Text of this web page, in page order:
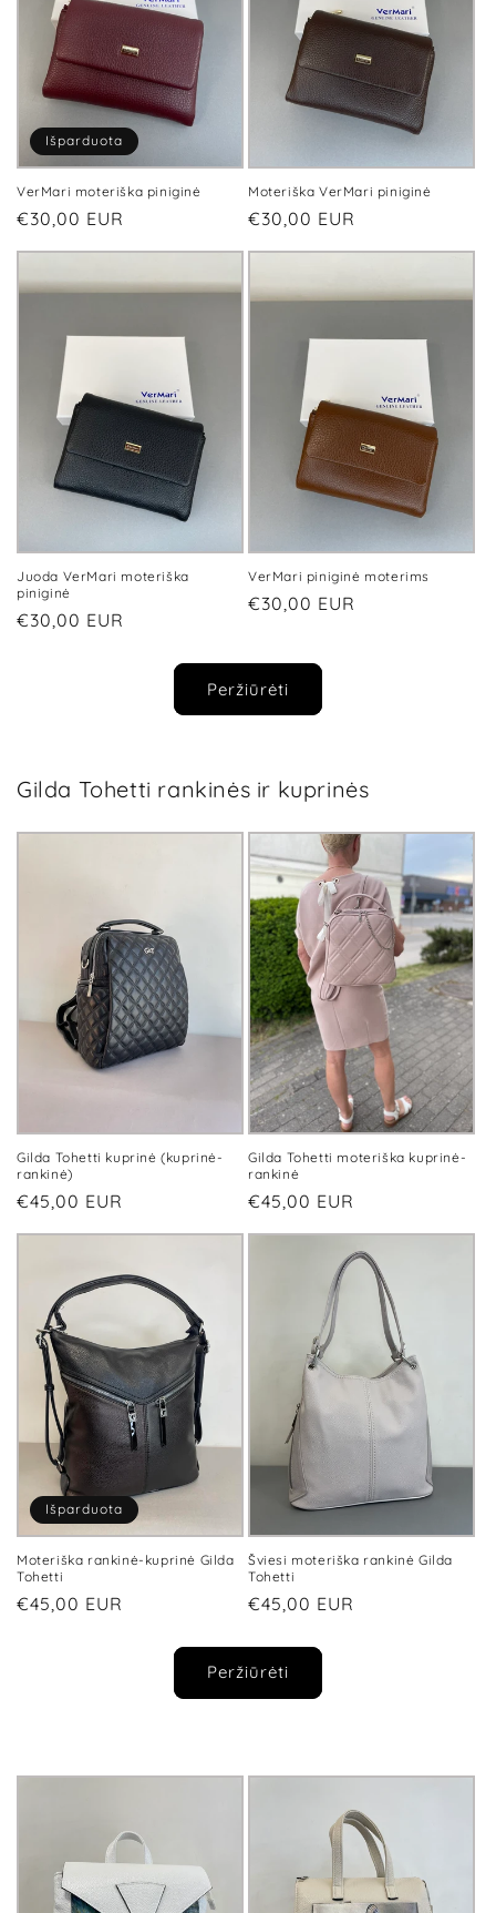
Išparduota
VerMari moteriška piniginė
Įprasta
€30,00 EUR
Moteriška VerMari piniginė
Įprasta
€30,00 EUR
Juoda VerMari moteriška
piniginė
Įprasta
€30,00 EUR
VerMari piniginė moterims
Įprasta
€30,00 EUR
Peržiūrėti
Gilda Tohetti rankinės ir kuprinės
Gilda Tohetti kuprinė (kuprinė-
rankinė)
Įprasta
kaina
€45,00 EUR
Gilda Tohetti moteriška kuprinė-
rankinė
Įprasta
kaina
€45,00 EUR
Išparduota
Moteriška rankinė-kuprinė Gilda
Tohetti
Įprasta
€45,00 EUR
Šviesi moteriška rankinė Gilda
Tohetti
Įprasta
€45,00 EUR
Peržiūrėti